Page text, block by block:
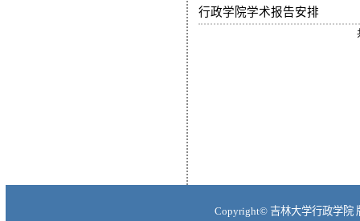
行政学院学术报告安排
Copyright© 吉林大学行政学院